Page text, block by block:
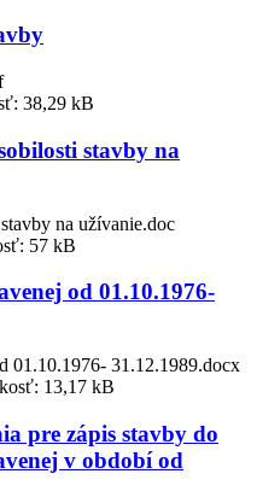
38,29 kB
stavby na
na užívanie.doc
57 kB
od 01.10.1976-
01.10.1976- 31.12.1989.docx
13,17 kB
pre zápis stavby do
v období od